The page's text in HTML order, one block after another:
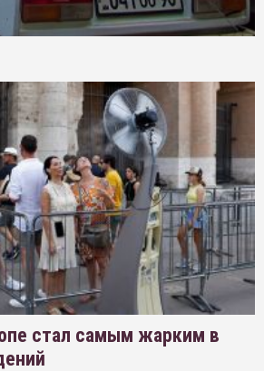
стал самым жарким в